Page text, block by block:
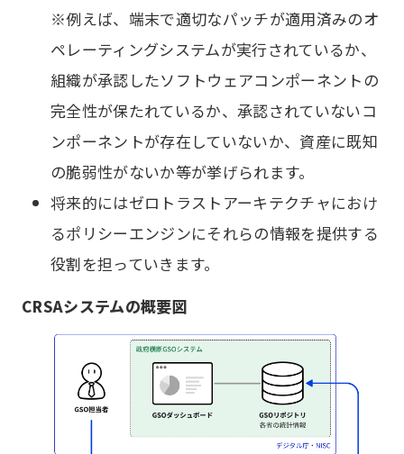
※例えば、端末で適切なパッチが適用済みのオ
ペレーティングシステムが実行されているか、
組織が承認したソフトウェアコンポーネントの
完全性が保たれているか、承認されていないコ
ンポーネントが存在していないか、資産に既知
の脆弱性がないか等が挙げられます。
将来的にはゼロトラストアーキテクチャにおけ
るポリシーエンジンにそれらの情報を提供する
役割を担っていきます。
CRSAシステムの概要図